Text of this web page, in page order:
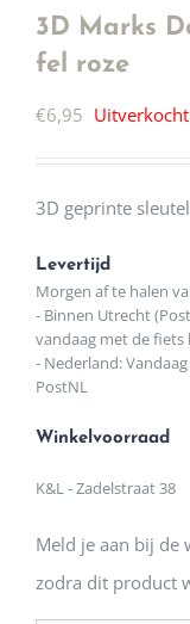
3D Marks
fel roze
€6,95 Uitverkocht
3D geprinte
Levertijd
Morgen af te halen
- Binnen Utrecht
vandaag met de fiets
- Nederland:
PostNL
Winkelvoorraad
K&L - Zadelstraat 38
Meld je aan bij de
zodra dit product